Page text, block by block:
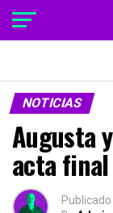
NOTICIAS
Augusta
acta
Publicado